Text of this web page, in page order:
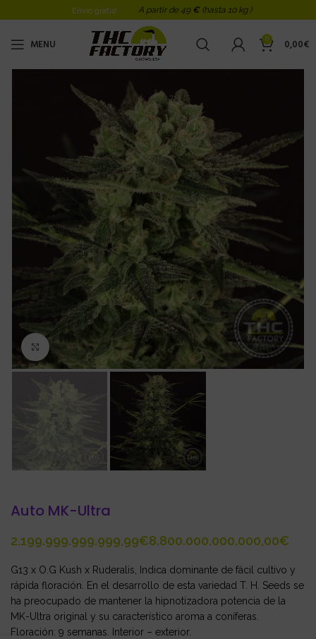
Envio gratis! A partir de 49 € (hasta 10 kg )
MENU 0 0,00€
Click to enlarge
Auto MK-Ultra
€ €
G13 x O.G Kush x Ruderalis, Indica dominante de fácil cultivo y
rápida floración. En el desarrollo de esta variedad T. H. Seeds se
ha preocupado de mantener la hipnotizadora potencia de la
MK-Ultra original y su característico aroma a coníferas.
Floración: 9 semanas. Interior – exterior.